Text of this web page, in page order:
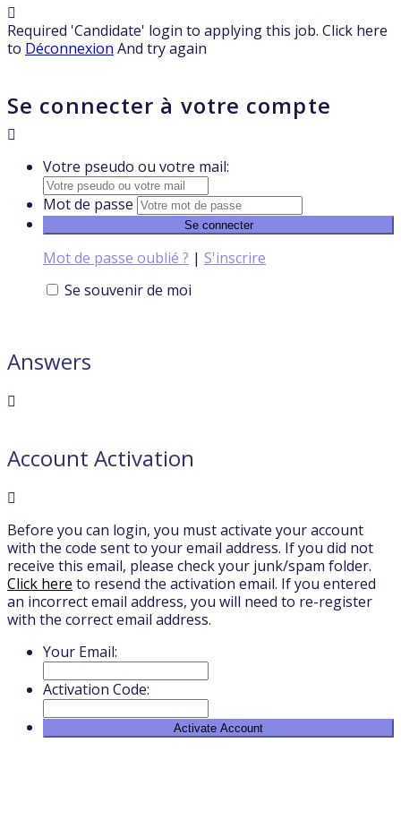
Required 'Candidate' login to applying this job. Click here
to Déconnexion And try again
Se connecter à votre compte
Votre pseudo ou votre mail:
Mot de passe
Mot de passe oublié ? | S'inscrire
Se souvenir de moi
Answers
Account Activation
Before you can login, you must activate your account
with the code sent to your email address. If you did not
receive this email, please check your junk/spam folder.
Click here to resend the activation email. If you entered
an incorrect email address, you will need to re-register
with the correct email address.
Your Email:
Activation Code: